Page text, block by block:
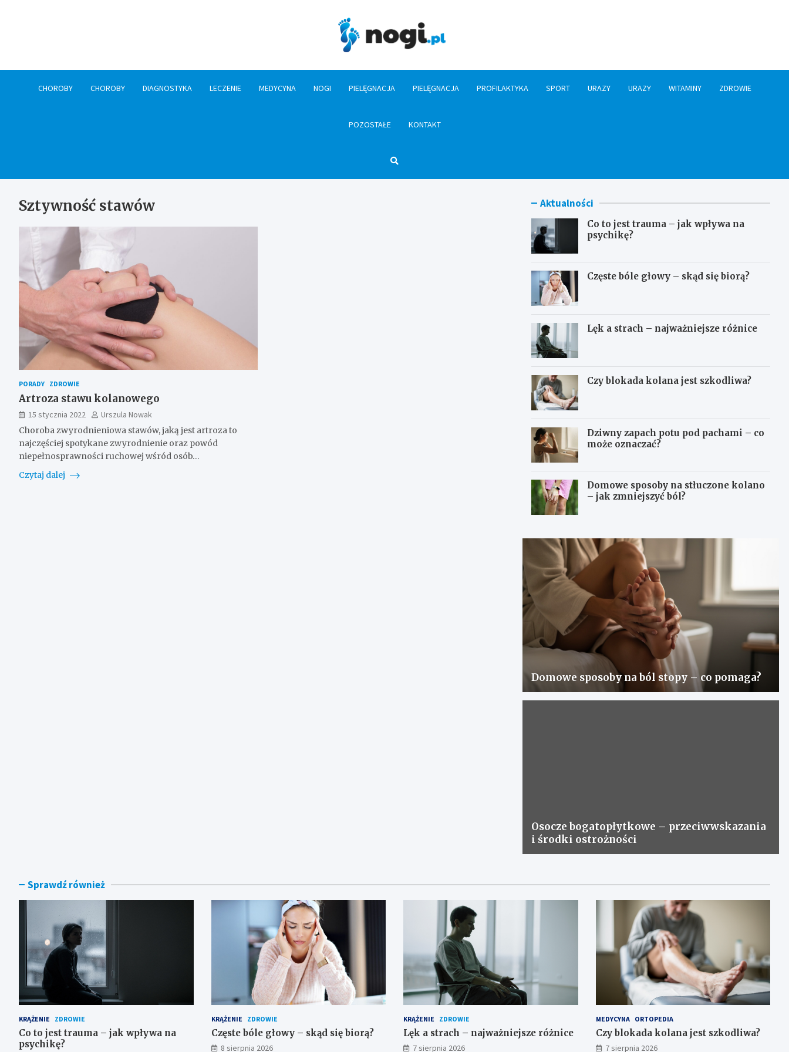
CHOROBY CHOROBY DIAGNOSTYKA LECZENIE MEDYCYNA NOGI PIELĘGNACJA PIELĘGNACJA PROFILAKTYKA SPORT URAZY URAZY WITAMINY ZDROWIE
POZOSTAŁE KONTAKT
Sztywność stawów
PORADY ZDROWIE
Artroza stawu kolanowego
15 stycznia 2022
Urszula Nowak
Choroba zwyrodnieniowa stawów, jaką jest artroza to
najczęściej spotykane zwyrodnienie oraz powód
niepełnosprawności ruchowej wśród osób…
Czytaj dalej
Aktualności
Co to jest trauma – jak wpływa na
psychikę?
Częste bóle głowy – skąd się biorą?
Lęk a strach – najważniejsze różnice
Czy blokada kolana jest szkodliwa?
Dziwny zapach potu pod pachami – co
może oznaczać?
Domowe sposoby na stłuczone kolano
– jak zmniejszyć ból?
Domowe sposoby na ból stopy – co pomaga?
Osocze bogatopłytkowe – przeciwwskazania
i środki ostrożności
Sprawdź również
KRĄŻENIE ZDROWIE
Co to jest trauma – jak wpływa na
psychikę?
KRĄŻENIE ZDROWIE
Częste bóle głowy – skąd się biorą?
8 sierpnia 2026
KRĄŻENIE ZDROWIE
Lęk a strach – najważniejsze różnice
7 sierpnia 2026
MEDYCYNA ORTOPEDIA
Czy blokada kolana jest szkodliwa?
7 sierpnia 2026